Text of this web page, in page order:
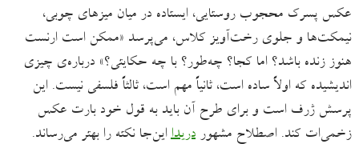
عکس پسرک محجوب روستایی، ایستاده در میان میزهای چوبی،
نیمکت‌ها و جلوی رخت‌آویز کلاس، می‌پرسد «ممکن است ارنست
هنوز زنده باشد؟ اما کجا؟ چه‌طور؟ با چه حکایتی؟» درباره‌ی چیزی
اندیشیده که اولاً ساده است، ثانیاً مهم است، ثالثاً فلسفی نیست. این
پرسش ژرف است و برای طرح آن باید به قول خود بارت عکس
زخمی‌ات کند. اصطلاح مشهور دریدا این‌جا نکته را بهتر می‌رساند.